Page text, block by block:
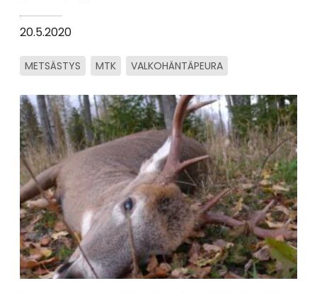
20.5.2020
METSÄSTYS MTK VALKOHÄNTÄPEURA